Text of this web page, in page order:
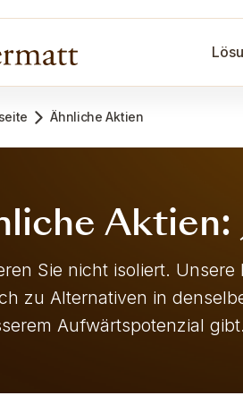
Ähnliche Aktien
Aktien:
Sie nicht isoliert.
zu Alternativen in
Aufwärtspotenzial gibt.